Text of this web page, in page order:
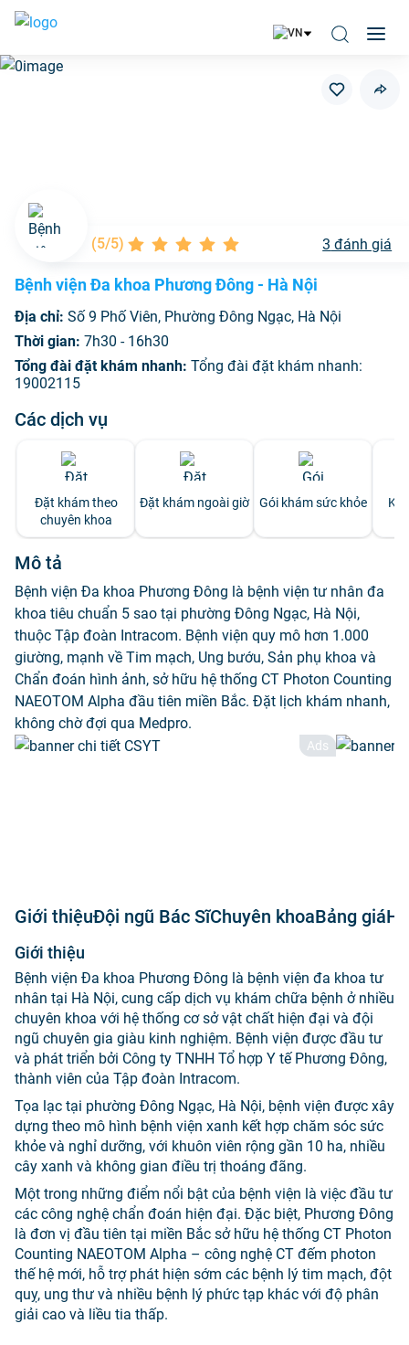
(5/5) 3 đánh giá
Bệnh viện Đa khoa Phương Đông - Hà Nội
Địa chỉ: Số 9 Phố Viên, Phường Đông Ngạc, Hà Nội
Thời gian: 7h30 - 16h30
Tổng đài đặt khám nhanh: Tổng đài đặt khám nhanh:
19002115
Các dịch vụ
Đặt khám theo
chuyên khoa
Đặt khám ngoài giờ Gói khám sức khỏe
Mô tả
Bệnh viện Đa khoa Phương Đông là bệnh viện tư nhân đa
khoa tiêu chuẩn 5 sao tại phường Đông Ngạc, Hà Nội,
thuộc Tập đoàn Intracom. Bệnh viện quy mô hơn 1.000
giường, mạnh về Tim mạch, Ung bướu, Sản phụ khoa và
Chẩn đoán hình ảnh, sở hữu hệ thống CT Photon Counting
NAEOTOM Alpha đầu tiên miền Bắc. Đặt lịch khám nhanh,
không chờ đợi qua Medpro.
Giới thiệuĐội ngũ Bác SĩChuyên khoaBảng giá
Giới thiệu
Bệnh viện Đa khoa Phương Đông là bệnh viện đa khoa tư
nhân tại Hà Nội, cung cấp dịch vụ khám chữa bệnh ở nhiều
chuyên khoa với hệ thống cơ sở vật chất hiện đại và đội
ngũ chuyên gia giàu kinh nghiệm. Bệnh viện được đầu tư
và phát triển bởi Công ty TNHH Tổ hợp Y tế Phương Đông,
thành viên của Tập đoàn Intracom.
Tọa lạc tại phường Đông Ngạc, Hà Nội, bệnh viện được xây
dựng theo mô hình bệnh viện xanh kết hợp chăm sóc sức
khỏe và nghỉ dưỡng, với khuôn viên rộng gần 10 ha, nhiều
cây xanh và không gian điều trị thoáng đãng.
Một trong những điểm nổi bật của bệnh viện là việc đầu tư
các công nghệ chẩn đoán hiện đại. Đặc biệt, Phương Đông
là đơn vị đầu tiên tại miền Bắc sở hữu hệ thống CT Photon
Counting NAEOTOM Alpha – công nghệ CT đếm photon
thế hệ mới, hỗ trợ phát hiện sớm các bệnh lý tim mạch, đột
quỵ, ung thư và nhiều bệnh lý phức tạp khác với độ phân
giải cao và liều tia thấp.